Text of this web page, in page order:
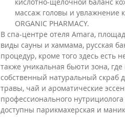
кислотно-щелочной баланс
массаж головы и увлажнение
ORGANIC PHARMACY.
В спа-центре отеля Amara,
виды сауны и хаммама, русская
процедур, кроме того здесь есть
также уникальная бьюти зона,
собственный натуральный скраб
травы, чай и ароматические
профессионального
доступны парикмахерская и